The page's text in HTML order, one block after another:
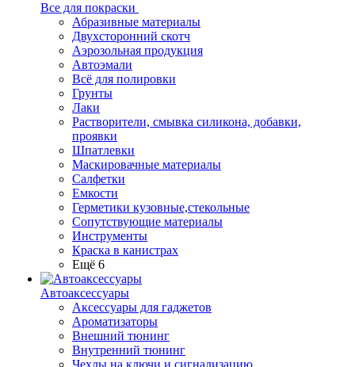
Все для покраски
Абразивные материалы
Двухсторонний скотч
Аэрозольная продукция
Автоэмали
Всё для полировки
Грунты
Лаки
Растворители, смывка силикона, добавки,
проявки
Шпатлевки
Маскировачные материалы
Салфетки
Емкости
Герметики кузовные,стекольные
Сопутствующие материалы
Инструменты
Краска в канистрах
Ещё 6
Автоаксессуары
Аксессуары для гаджетов
Ароматизаторы
Внешний тюнинг
Внутренний тюнинг
Чехлы на ключи и сигнализацию